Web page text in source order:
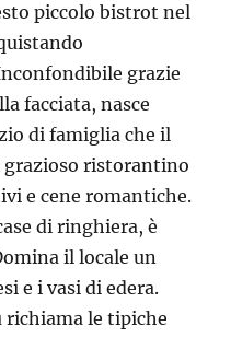
piccolo bistrot nel
grazie
facciata, nasce
di famiglia che il
ristorantino
e cene romantiche.
di ringhiera, è
il locale un
e i vasi di edera.
richiama le tipiche